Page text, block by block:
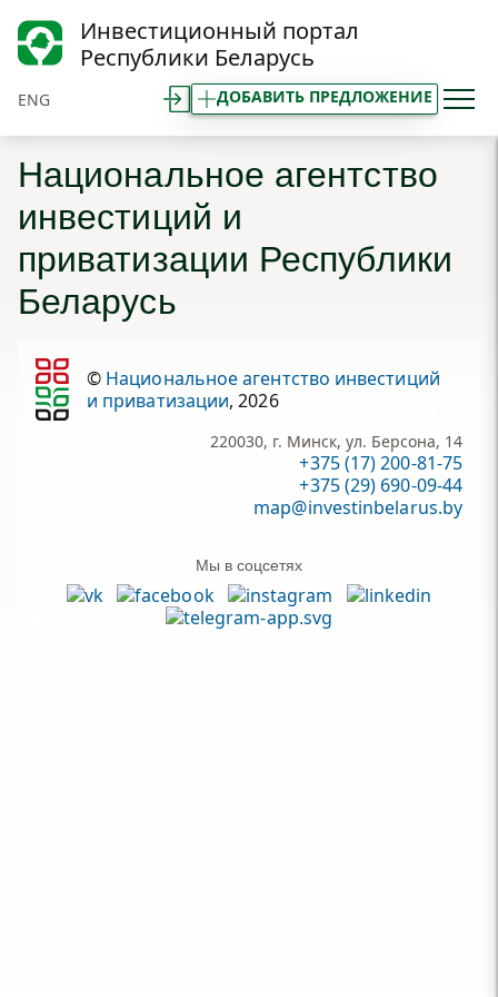
Инвестиционный портал
Республики Беларусь
ENG ДОБАВИТЬ ПРЕДЛОЖЕНИЕ
© Национальное агентство инвестиций
и приватизации, 2026
220030, г. Минск, ул. Берсона, 14
+375 (17) 200-81-75
+375 (29) 690-09-44
map@investinbelarus.by
Мы в соцсетях
Национальное агентство
инвестиций и
приватизации Республики
Беларусь